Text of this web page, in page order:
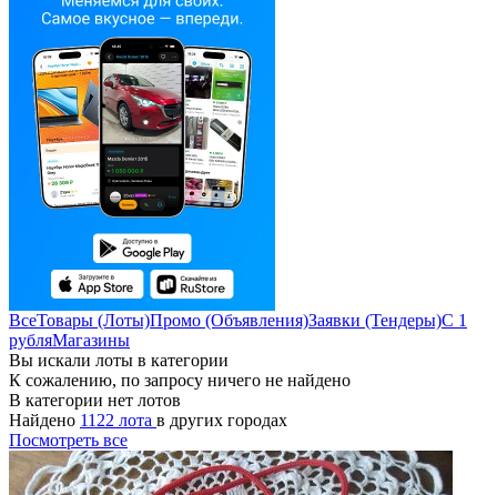
ВсеТовары (Лоты)Промо (Объявления)Заявки (Тендеры)С 1
рубляМагазины
Вы искали лоты в категории
К сожалению, по запросу ничего не найдено
В категории нет лотов
Найдено 1122 лота в других городах
Посмотреть все